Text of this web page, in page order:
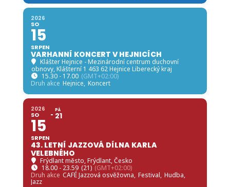
2026
SO
15
SRPEN
VARHANNÍ KONCERT V HEJNICÍCH
Klášter Hejnice - Mezinárodní centrum duchovní
obnovy, Klášterní 1 463 62 Hejnice Liberecký kraj
15.30 - 17.00 (GMT+02:00)
Druh akce Hejnice, Koncert
2026
SO
15
SRPEN
PÁ
21
43. LETNÍ JAZZOVÁ DÍLNA KARLA
VELEBNÉHO
Frýdlant město, Frýdlant, Česko
18.00 - 23.59 (21) (GMT+02:00)
Druh akce CAFÉ Jazzová osvěžovna, Festival, Hudba,
Jazz